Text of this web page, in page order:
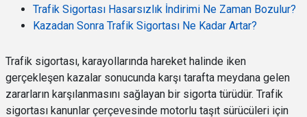
Trafik Sigortası Hasarsızlık İndirimi Ne Zaman Bozulur?
Kazadan Sonra Trafik Sigortası Ne Kadar Artar?
Trafik sigortası, karayollarında hareket halinde iken
gerçekleşen kazalar sonucunda karşı tarafta meydana gelen
zararların karşılanmasını sağlayan bir sigorta türüdür. Trafik
sigortası kanunlar çerçevesinde motorlu taşıt sürücüleri için